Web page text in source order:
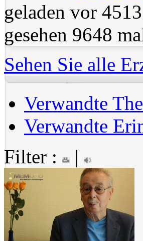
geladen vor
gesehen 9648
Sehen Sie alle
Verwandte
Verwandte
Filter :
|